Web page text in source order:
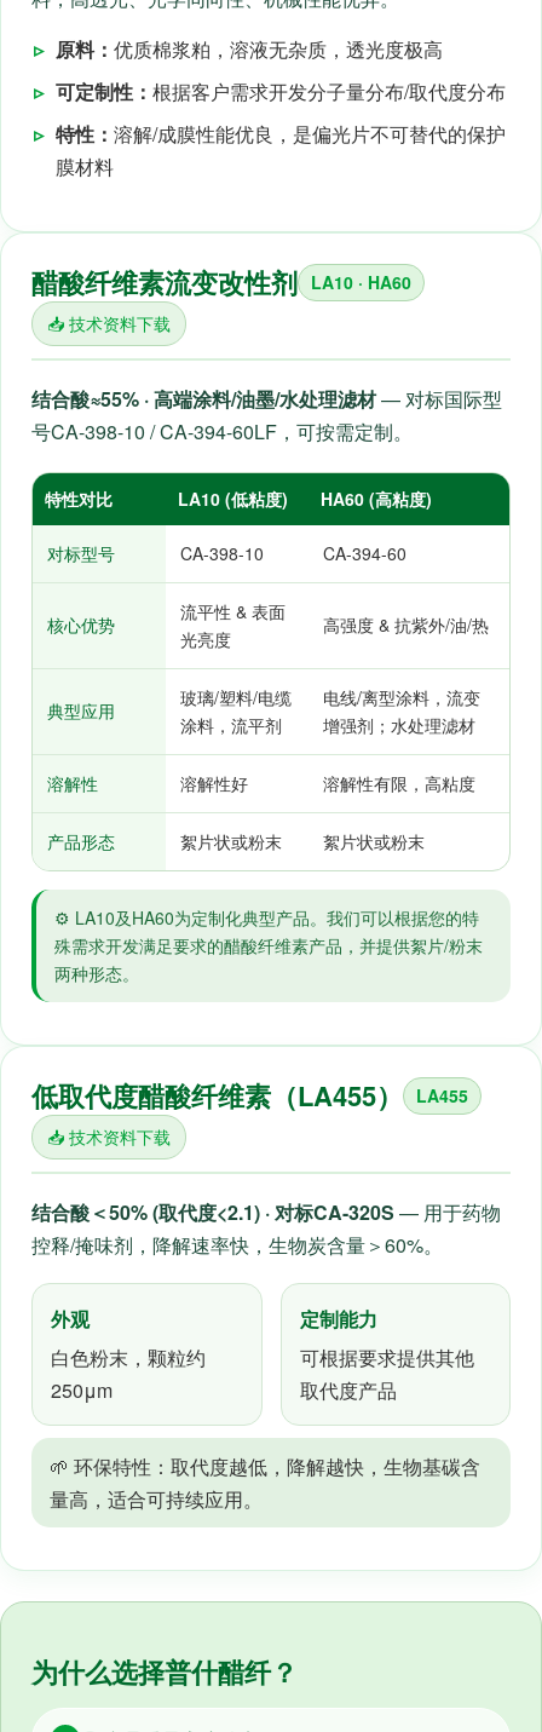
▹ 原料： 优质棉浆粕，溶液无杂质，透光度极高
▹ 可定制性： 根据客户需求开发分子量分布/取代度分布
▹ 特性： 溶解/成膜性能优良，是偏光片不可替代的保护
膜材料
醋酸纤维素流变改性剂 LA10 · HA60
📥 技术资料下载
结合酸≈55% · 高端涂料/油墨/水处理滤材— 对标国际型
号CA-398-10 / CA-394-60LF，可按需定制。
特性对比 LA10 (低粘度) HA60 (高粘度)
对标型号 CA-398-10 CA-394-60
核心优势
流平性 & 表面
光亮度
高强度 & 抗紫外/油/热
典型应用
玻璃/塑料/电缆
涂料，流平剂
电线/离型涂料，流变
增强剂；水处理滤材
溶解性 溶解性好 溶解性有限，高粘度
产品形态 絮片状或粉末 絮片状或粉末
⚙️ LA10及HA60为定制化典型产品。我们可以根据您的特
殊需求开发满足要求的醋酸纤维素产品，并提供絮片/粉末
两种形态。
低取代度醋酸纤维素（LA455）
LA455
📥 技术资料下载
结合酸＜50% (取代度<2.1) · 对标CA-320S — 用于药物
控释/掩味剂，降解速率快，生物炭含量＞60%。
外观
白色粉末，颗粒约
250μm
定制能力
可根据要求提供其他
取代度产品
🌱 环保特性：取代度越低，降解越快，生物基碳含
量高，适合可持续应用。
为什么选择普什醋纤？